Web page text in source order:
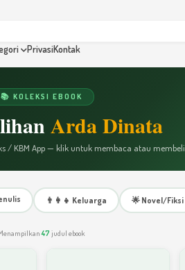
PrivasiKontak
📚 KOLEKSI EBOOK
Arda Dinata
/ KBM App — klik untuk membaca atau membeli
👨‍👩‍👧 Keluarga 🌟 Novel/Fiksi
47 judul ebook